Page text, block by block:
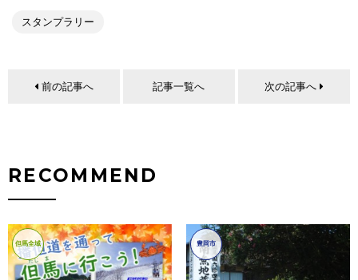
スタンプラリー
前の記事へ 記事一覧へ 次の記事へ
RECOMMEND
但馬全域 豊岡市